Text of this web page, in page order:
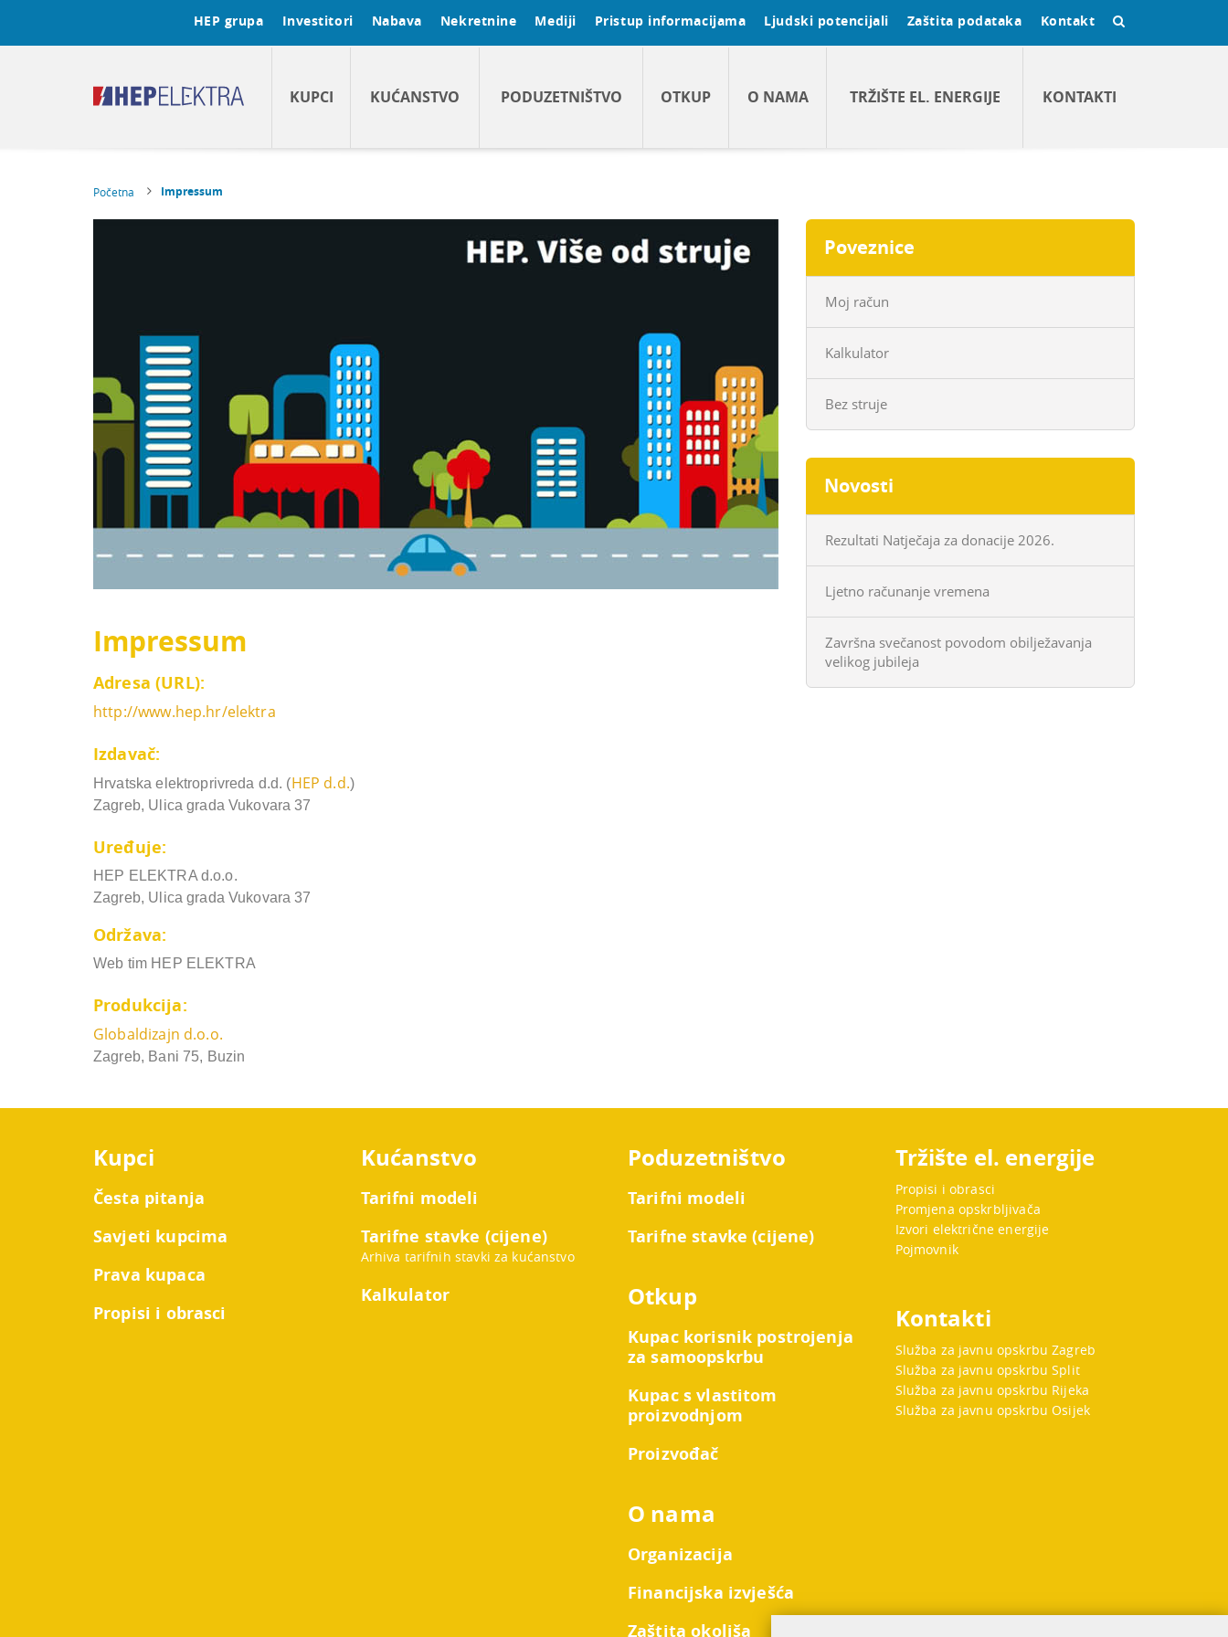
HEP grupa Investitori Nabava Nekretnine Mediji Pristup informacijama Ljudski potencijali Zaštita podataka Kontakt
KUPCI KUĆANSTVO PODUZETNIŠTVO OTKUP O NAMA TRŽIŠTE EL. ENERGIJE KONTAKTI
Početna Impressum
Impressum
Adresa (URL):
http://www.hep.hr/elektra
Izdavač:
Hrvatska elektroprivreda d.d. (HEP d.d.)
Zagreb, Ulica grada Vukovara 37
Uređuje:
HEP ELEKTRA d.o.o.
Zagreb, Ulica grada Vukovara 37
Održava:
Web tim HEP ELEKTRA
Produkcija:
Globaldizajn d.o.o.
Zagreb, Bani 75, Buzin
Poveznice
Moj račun
Kalkulator
Bez struje
Novosti
Rezultati Natječaja za donacije 2026.
Ljetno računanje vremena
Završna svečanost povodom obilježavanja
velikog jubileja
Kupci
Česta pitanja
Savjeti kupcima
Prava kupaca
Propisi i obrasci
Kućanstvo
Tarifni modeli
Tarifne stavke (cijene)
Arhiva tarifnih stavki za kućanstvo
Kalkulator
Poduzetništvo
Tarifni modeli
Tarifne stavke (cijene)
Otkup
Kupac korisnik postrojenja
za samoopskrbu
Kupac s vlastitom
proizvodnjom
Proizvođač
O nama
Organizacija
Financijska izvješća
Zaštita okoliša
Tržište el. energije
Propisi i obrasci
Promjena opskrbljivača
Izvori električne energije
Pojmovnik
Kontakti
Služba za javnu opskrbu Zagreb
Služba za javnu opskrbu Split
Služba za javnu opskrbu Rijeka
Služba za javnu opskrbu Osijek